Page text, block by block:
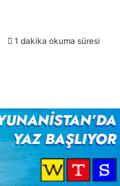
1 dakika okuma süresi